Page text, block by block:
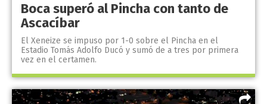
Boca superó al Pincha con tanto de
Ascacíbar
El Xeneize se impuso por 1-0 sobre el Pincha en el
Estadio Tomás Adolfo Ducó y sumó de a tres por primera
vez en el certamen.